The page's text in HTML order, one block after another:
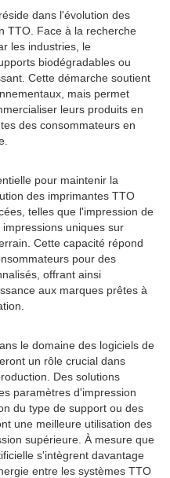
dans l'évolution des
TTO. Face à la recherche
les industries, le
biodégradables ou
Cette démarche soutient
mais permet
leurs produits en
des consommateurs en
pour maintenir la
des imprimantes TTO
telles que l'impression de
uniques sur
Cette capacité répond
pour des
offrant ainsi
aux marques prêtes à
le domaine des logiciels de
un rôle crucial dans
Des solutions
paramètres d'impression
du type de support ou des
une meilleure utilisation des
supérieure. À mesure que
s'intègrent davantage
entre les systèmes TTO